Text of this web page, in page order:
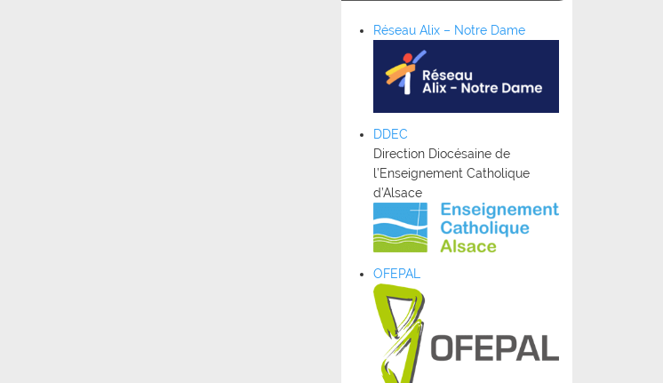
Réseau Alix – Notre Dame
DDEC
Direction Diocésaine de
l’Enseignement Catholique
d’Alsace
OFEPAL